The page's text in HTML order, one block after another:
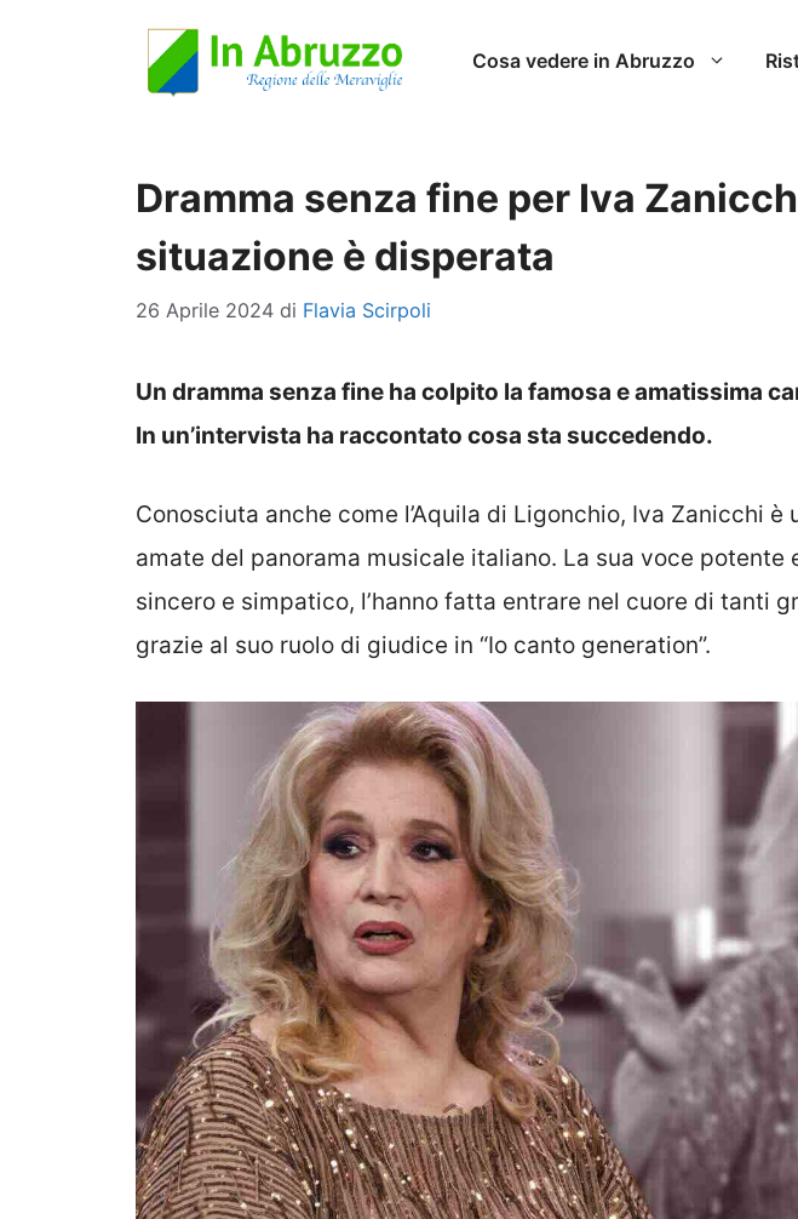
Cosa vedere in Abruzzo
Dramma senza fine per Iva
situazione è disperata
26 Aprile 2024 di Flavia Scirpoli
Un dramma senza fine ha colpito la famosa e amatissima
In un’intervista ha raccontato cosa sta succedendo.
Conosciuta anche come l’Aquila di Ligonchio, Iva Zanicchi
amate del panorama musicale italiano. La sua voce potente
sincero e simpatico, l’hanno fatta entrare nel cuore di tanti
grazie al suo ruolo di giudice in “Io canto generation”.